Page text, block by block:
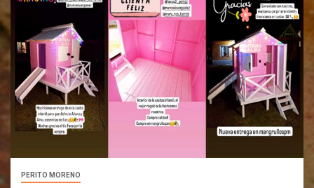
PERITO MORENO